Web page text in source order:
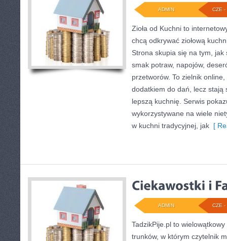
CZE -
ADMIN
Zioła od Kuchni to
chcą odkrywać ziołową
Strona skupia się na tym, jak
smak potraw, napojów,
przetworów. To zielnik
dodatkiem do dań, lecz stają
lepszą kuchnię. Serwis
wykorzystywane na wiele
w kuchni tradycyjnej, jak [
CZE -
ADMIN
TadzikPije.pl to
trunków, w którym czytelnik